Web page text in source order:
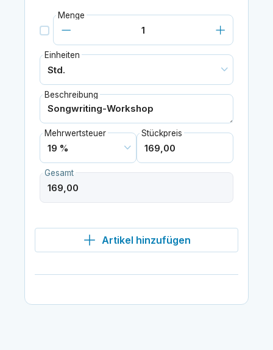
Menge
Einheiten
Beschreibung
Mehrwertsteuer Stückpreis
Gesamt
Artikel hinzufügen